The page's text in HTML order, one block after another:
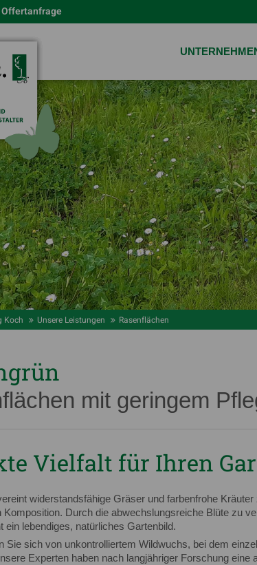
Koch Unsere Leistungen Rasenflächen
mit geringem
Vielfalt für Ihren
widerstandsfähige Gräser und farbenfrohe Kräuter
Komposition. Durch die abwechslungsreiche Blüte zu
ein lebendiges, natürliches Gartenbild.
Sie sich von unkontrolliertem Wildwuchs, bei dem
Experten haben nach langjähriger Forschung eine